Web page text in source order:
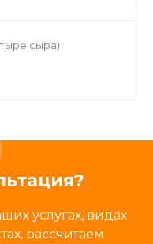
сыра)
услугах, видах
рассчитаем